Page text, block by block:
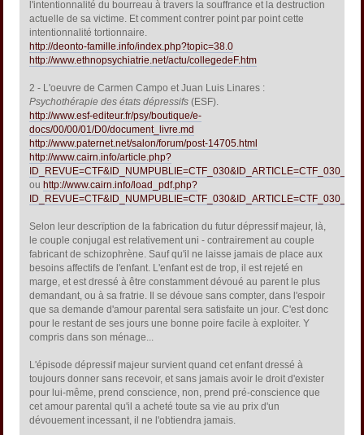
l'intentionnalité du bourreau à travers la souffrance et la destruction
actuelle de sa victime. Et comment contrer point par point cette
intentionnalité tortionnaire.
http://deonto-famille.info/index.php?topic=38.0
http://www.ethnopsychiatrie.net/actu/collegedeF.htm
2 - L'oeuvre de Carmen Campo et Juan Luis Linares :
Psychothérapie des états dépressifs (ESF).
http://www.esf-editeur.fr/psy/boutique/e-
docs/00/00/01/D0/document_livre.md
http://www.paternet.net/salon/forum/post-14705.html
http://www.cairn.info/article.php?
ou http://www.cairn.info/load_pdf.php?
Selon leur descrïption de la fabrication du futur dépressif majeur, là,
le couple conjugal est relativement uni - contrairement au couple
fabricant de schizophrène. Sauf qu'il ne laisse jamais de place aux
besoins affectifs de l'enfant. L'enfant est de trop, il est rejeté en
marge, et est dressé à être constamment dévoué au parent le plus
demandant, ou à sa fratrie. Il se dévoue sans compter, dans l'espoir
que sa demande d'amour parental sera satisfaite un jour. C'est donc
pour le restant de ses jours une bonne poire facile à exploiter. Y
compris dans son ménage...
L'épisode dépressif majeur survient quand cet enfant dressé à
toujours donner sans recevoir, et sans jamais avoir le droit d'exister
pour lui-même, prend conscience, non, prend pré-conscience que
cet amour parental qu'il a acheté toute sa vie au prix d'un
dévouement incessant, il ne l'obtiendra jamais.